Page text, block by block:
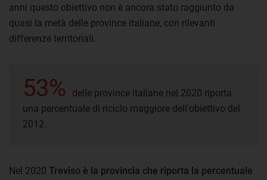
anni questo obiettivo non è ancora stato raggiunto da
quasi la metà delle province italiane, con rilevanti
differenze territoriali.
53%
delle province italiane nel 2020 riporta
una percentuale di riciclo maggiore dell'obiettivo del
2012.
Nel 2020 Treviso è la provincia che riporta la percentuale